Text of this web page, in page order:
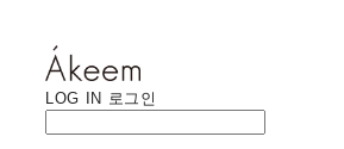
LOG IN 로그인